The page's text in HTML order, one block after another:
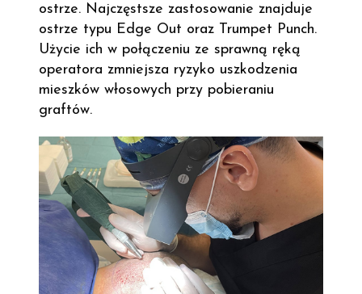
ostrze. Najczęstsze zastosowanie znajduje
ostrze typu Edge Out oraz Trumpet Punch.
Użycie ich w połączeniu ze sprawną ręką
operatora zmniejsza ryzyko uszkodzenia
mieszków włosowych przy pobieraniu
graftów.